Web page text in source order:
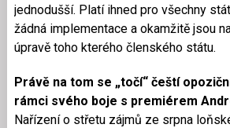
jednodušší. Platí ihned pro všechny
žádná implementace a okamžitě jsou
úpravě toho kterého členského státu.
Právě na tom se „točí“ čeští
rámci svého boje s premiérem
Nařízení o střetu zájmů ze srpna